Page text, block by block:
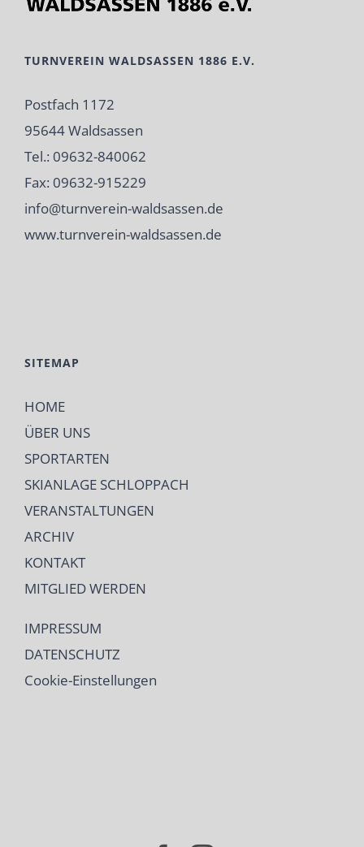
TURNVEREIN WALDSASSEN 1886 E.V.
Postfach 1172
95644 Waldsassen
Tel.: 09632-840062
Fax: 09632-915229
info@turnverein-waldsassen.de
www.turnverein-waldsassen.de
SITEMAP
HOME
ÜBER UNS
SPORTARTEN
SKIANLAGE SCHLOPPACH
VERANSTALTUNGEN
ARCHIV
KONTAKT
MITGLIED WERDEN
IMPRESSUM
DATENSCHUTZ
Cookie-Einstellungen